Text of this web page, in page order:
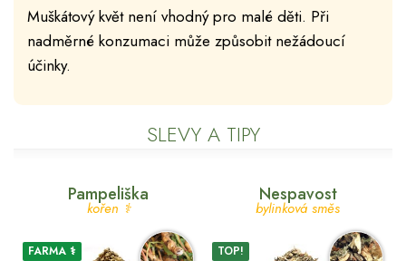
Muškátový květ není vhodný pro malé děti. Při
nadměrné konzumaci může způsobit nežádoucí
účinky.
SLEVY A TIPY
Pampeliška
kořen ⚕
FARMA ⚕
Nespavost
bylinková směs
TOP!